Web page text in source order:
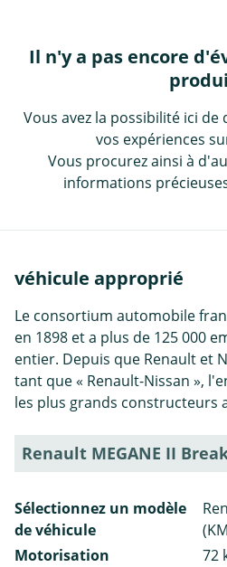
Il n'y a pas encore
Vous avez la possibilité ici
vos expériences
Vous procurez ainsi à
informations
véhicule approprié
Le consortium automobile
en 1898 et a plus de 125 000
entier. Depuis que Renault et
tant que « Renault-Nissan »,
les plus grands constructeurs
Renault MEGANE II
Sélectionnez un modèle
de véhicule
Motorisation
72